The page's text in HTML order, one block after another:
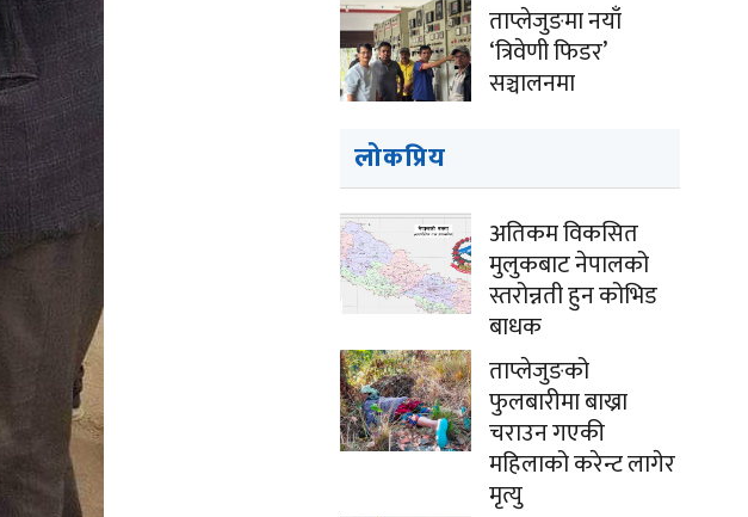
ताप्लेजुङमा नयाँ
‘त्रिवेणी फिडर’
सञ्चालनमा
लोकप्रिय
अतिकम विकसित
मुलुकबाट नेपालको
स्तरोन्नती हुन कोभिड
बाधक
ताप्लेजुङको
फुलबारीमा बाख्रा
चराउन गएकी
महिलाको करेन्ट लागेर
मृत्यु